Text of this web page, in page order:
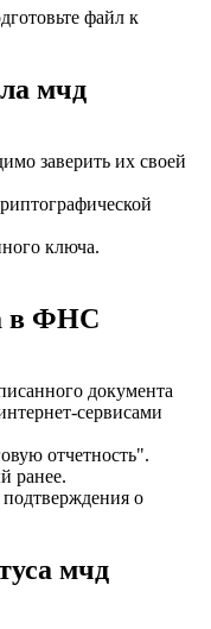
файл к
мчд
заверить их своей
ключа.
в ФНС
документа
сервисами
отчетность".
ранее.
о
мчд